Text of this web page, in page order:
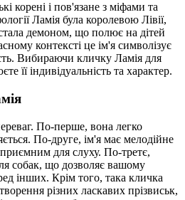
корені і пов'язане з міфами та
Ламія була королевою Лівії,
стала демоном, що полює на дітей
контексті це ім'я символізує
Вибираючи кличку Ламія для
її індивідуальність та характер.
По-перше, вона легко
По-друге, ім'я має мелодійне
для слуху. По-третє,
собак, що дозволяє вашому
інших. Крім того, така кличка
різних ласкавих прізвиськ,